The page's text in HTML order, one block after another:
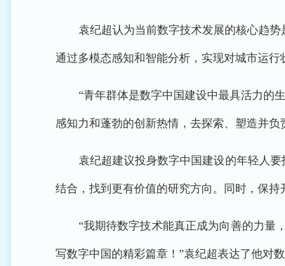
袁纪超认为当前数字技术发展的核心趋
通过多模态感知和智能分析，实现对城市运行
“青年群体是数字中国建设中最具活力的
感知力和蓬勃的创新热情，去探索、塑造并负
袁纪超建议投身数字中国建设的年轻人
结合，找到更有价值的研究方向。同时，保
“我期待数字技术能真正成为向善的力量
写数字中国的精彩篇章！”袁纪超表达了他对